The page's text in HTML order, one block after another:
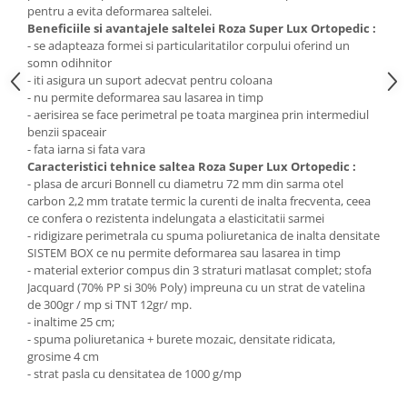
pentru a evita deformarea saltelei.
Beneficiile si avantajele saltelei Roza Super Lux Ortopedic :
- se adapteaza formei si particularitatilor corpului oferind un
somn odihnitor
- iti asigura un suport adecvat pentru coloana
- nu permite deformarea sau lasarea in timp
- aerisirea se face perimetral pe toata marginea prin intermediul
benzii spaceair
- fata iarna si fata vara
Caracteristici tehnice saltea Roza Super Lux Ortopedic :
- plasa de arcuri Bonnell cu diametru 72 mm din sarma otel
carbon 2,2 mm tratate termic la curenti de inalta frecventa, ceea
ce confera o rezistenta indelungata a elasticitatii sarmei
- ridigizare perimetrala cu spuma poliuretanica de inalta densitate
SISTEM BOX ce nu permite deformarea sau lasarea in timp
- material exterior compus din 3 straturi matlasat complet; stofa
Jacquard (70% PP si 30% Poly) impreuna cu un strat de vatelina
de 300gr / mp si TNT 12gr/ mp.
- inaltime 25 cm;
- spuma poliuretanica + burete mozaic, densitate ridicata,
grosime 4 cm
- strat pasla cu densitatea de 1000 g/mp